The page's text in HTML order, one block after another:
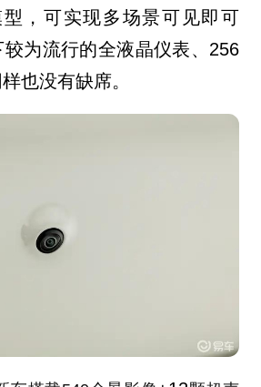
型，可实现多场景可见即可
为流行的全液晶仪表、256
也没有缺席。